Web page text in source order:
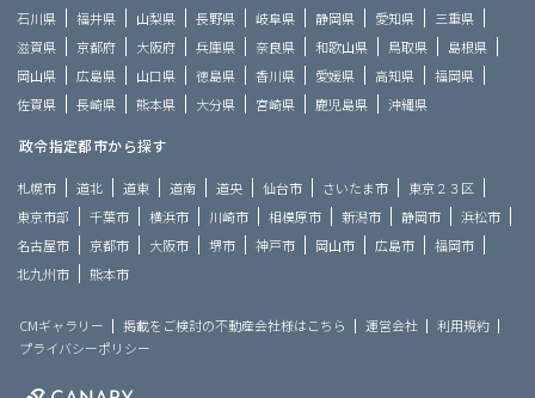
石川県
福井県 山梨県 長野県 岐阜県 静岡県 愛知県
三重県
滋賀県
京都府 大阪府 兵庫県 奈良県 和歌山県 鳥取県
島根県
岡山県
広島県 山口県 徳島県 香川県 愛媛県 高知県
福岡県
佐賀県
長崎県 熊本県 大分県 宮崎県 鹿児島県 沖縄県
政令指定都市から探す
札幌市 道北 道東 道南 道央 仙台市 さいたま市
東京２３区
東京市部
千葉市 横浜市 川崎市 相模原市 新潟市 静岡市
浜松市
名古屋市
京都市 大阪市 堺市 神戸市 岡山市 広島市
福岡市
北九州市
熊本市
CMギャラリー 掲載をご検討の不動産会社様はこちら 運営会社
利用規約
プライバシーポリシー